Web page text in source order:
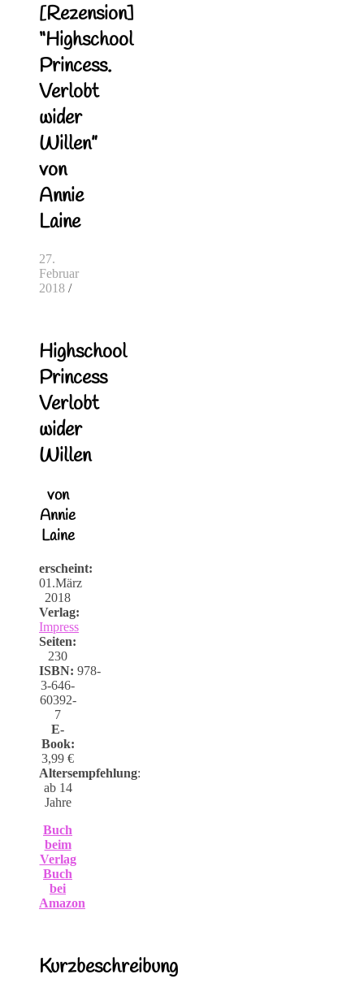
[Rezension]
“Highschool
Princess.
Verlobt
wider
Willen”
von
Annie
Laine
27.
Februar
2018 /
Highschool
Princess
Verlobt
wider
Willen
von
Annie
Laine
erscheint:
01.März
2018
Verlag:
Impress
Seiten:
230
ISBN: 978-
3-646-
60392-
7
E-
Book:
3,99 €
Altersempfehlung:
ab 14
Jahre
Buch
beim
Verlag
Buch
bei
Amazon
Kurzbeschreibung